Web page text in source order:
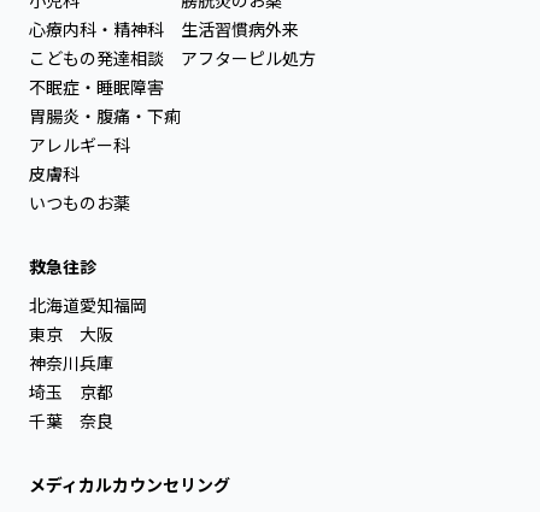
心療内科・精神科
こどもの発達相談
不眠症・睡眠障害
胃腸炎・腹痛・下痢
アレルギー科
皮膚科
いつものお薬
生活習慣病外来
アフターピル処方
救急往診
北海道
東京
神奈川
埼玉
千葉
愛知
大阪
兵庫
京都
奈良
福岡
メディカルカウンセリング